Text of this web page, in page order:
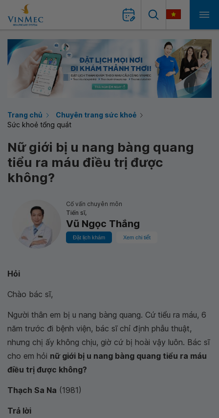
Trang chủ
Chuyên trang sức khoẻ
Sức khoẻ tổng quát
Nữ giới bị u nang bàng quang
tiểu ra máu điều trị được
không?
Cố vấn chuyên môn
Tiến sĩ,
Vũ Ngọc Thắng
Đặt lịch khám Xem chi tiết
Hỏi
Chào bác sĩ,
Người thân em bị u nang bàng quang. Cứ tiểu ra máu, 6
năm trước đi bệnh viện, bác sĩ chỉ định phẫu thuật,
nhưng chị ấy không chịu, giờ cứ bị hoài vậy luôn. Bác sĩ
cho em hỏi nữ giới bị u nang bàng quang tiểu ra máu
điều trị được không?
Thạch Sa Na (1981)
Trả lời